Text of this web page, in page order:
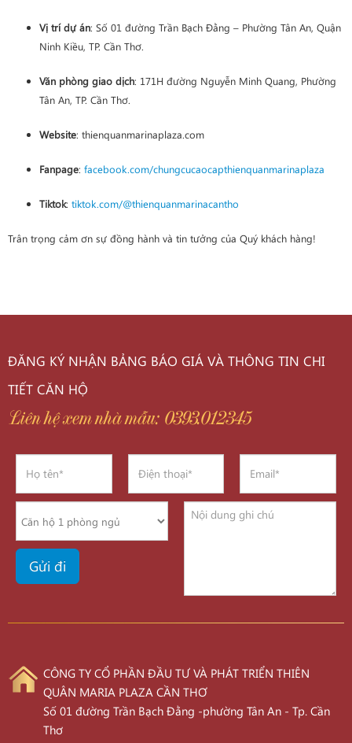
Vị trí dự án: Số 01 đường Trần Bạch Đằng – Phường Tân An, Quận
Ninh Kiều, TP. Cần Thơ.
Văn phòng giao dịch: 171H đường Nguyễn Minh Quang, Phường
Tân An, TP. Cần Thơ.
Website: thienquanmarinaplaza.com
Fanpage: facebook.com/chungcucaocapthienquanmarinaplaza
Tiktok: tiktok.com/@thienquanmarinacantho
Trân trọng cảm ơn sự đồng hành và tin tưởng của Quý khách hàng!
ĐĂNG KÝ NHẬN BẢNG BÁO GIÁ VÀ THÔNG TIN CHI
TIẾT CĂN HỘ
Liên hệ xem nhà mẫu: 0393.012345
CÔNG TY CỔ PHẦN ĐẦU TƯ VÀ PHÁT TRIỂN THIÊN
QUÂN MARIA PLAZA CẦN THƠ
Số 01 đường Trần Bạch Đằng -phường Tân An - Tp. Cần
Thơ